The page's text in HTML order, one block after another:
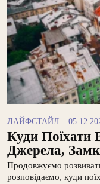
ЛАЙФСТАЙЛ
Куди Поїхати
Джерела,
Продовжуємо
розповідаємо, куди